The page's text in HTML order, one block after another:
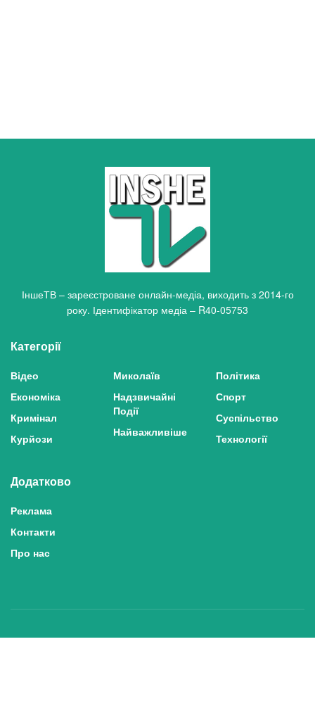
ІншеТВ – зареєстроване онлайн-медіа, виходить з 2014-го
року. Ідентифікатор медіа – R40-05753
Категорії
Відео
Економіка
Кримінал
Курйози
Миколаїв
Надзвичайні
Події
Найважливіше
Політика
Спорт
Суспільство
Технології
Додатково
Реклама
Контакти
Про нас
Політика конфіденційності та захисту персональних даних